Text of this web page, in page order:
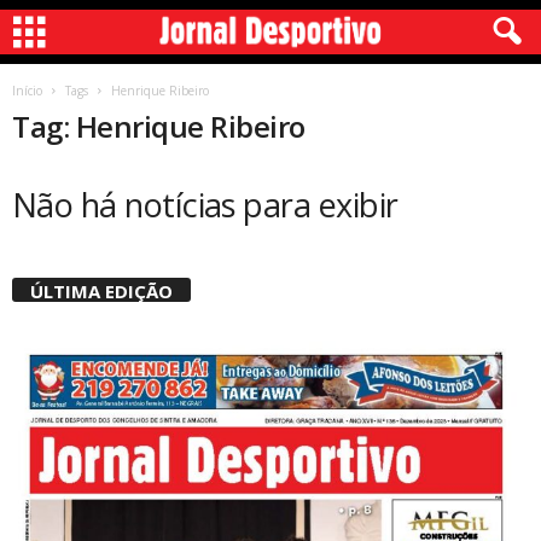
Início Tags Henrique Ribeiro
Tag: Henrique Ribeiro
Não há notícias para exibir
ÚLTIMA EDIÇÃO